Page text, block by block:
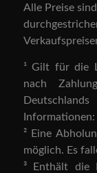
Alle Preise
¹ Gilt für die
nach
Informationen:
² Eine
möglich. Es
³ Enthält die